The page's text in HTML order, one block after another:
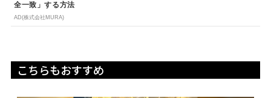
全一致」する方法
AD(株式会社MURA)
こちらもおすすめ